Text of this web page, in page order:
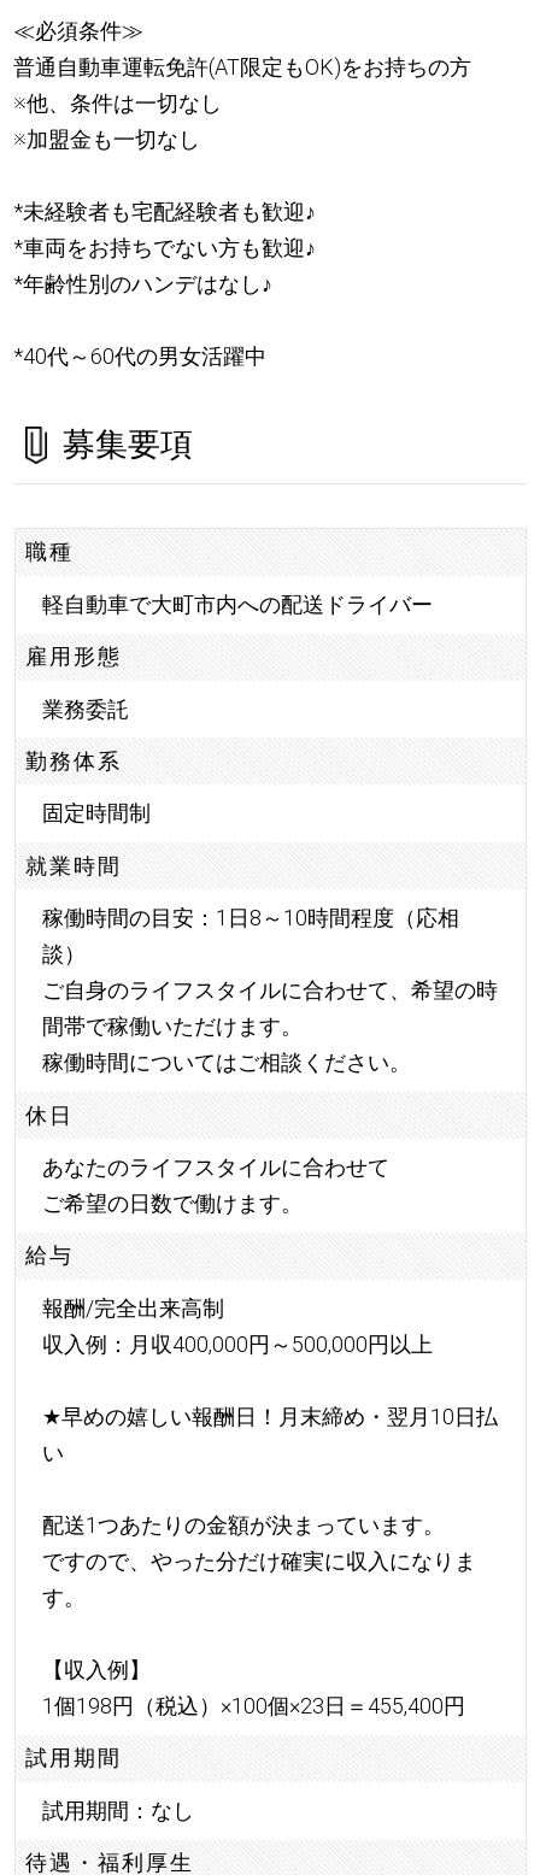
≪必須条件≫
普通自動車運転免許(AT限定もOK)をお持ちの方
※他、条件は一切なし
※加盟金も一切なし
*未経験者も宅配経験者も歓迎♪
*車両をお持ちでない方も歓迎♪
*年齢性別のハンデはなし♪
*40代～60代の男女活躍中
募集要項
職種
軽自動車で大町市内への配送ドライバー
雇用形態
業務委託
勤務体系
固定時間制
就業時間
稼働時間の目安：1日8～10時間程度（応相
談）
ご自身のライフスタイルに合わせて、希望の時
間帯で稼働いただけます。
稼働時間についてはご相談ください。
休日
あなたのライフスタイルに合わせて
ご希望の日数で働けます。
給与
報酬/完全出来高制
収入例：月収400,000円～500,000円以上
★早めの嬉しい報酬日！月末締め・翌月10日払
い
配送1つあたりの金額が決まっています。
ですので、やった分だけ確実に収入になりま
す。
【収入例】
1個198円（税込）×100個×23日＝455,400円
試用期間
試用期間：なし
待遇・福利厚生